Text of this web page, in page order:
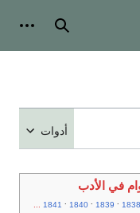
بحث
أدوات
في الأدب
1838
1839
1840
1841
...